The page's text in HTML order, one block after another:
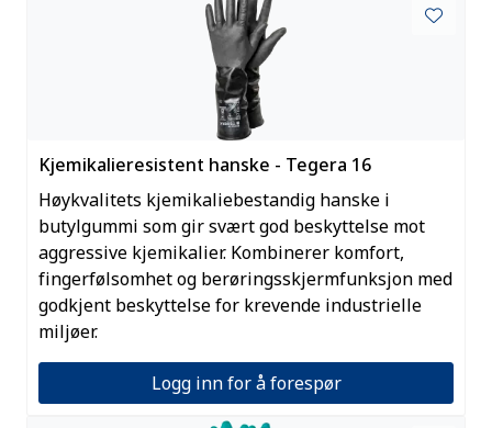
Kjemikalieresistent hanske - Tegera 16
Høykvalitets kjemikaliebestandig hanske i
butylgummi som gir svært god beskyttelse mot
aggressive kjemikalier. Kombinerer komfort,
fingerfølsomhet og berøringsskjermfunksjon med
godkjent beskyttelse for krevende industrielle
miljøer.
Logg inn for å forespør